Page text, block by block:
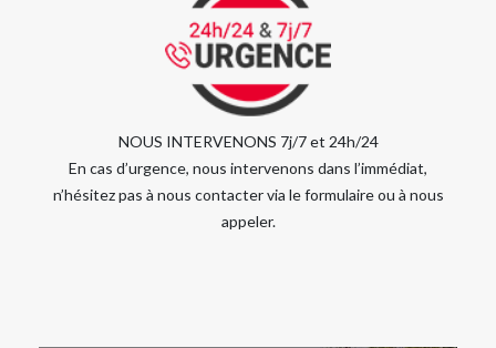
NOUS INTERVENONS 7j/7 et 24h/24
En cas d’urgence, nous intervenons dans l’immédiat,
n’hésitez pas à nous contacter via le formulaire ou à nous
appeler.